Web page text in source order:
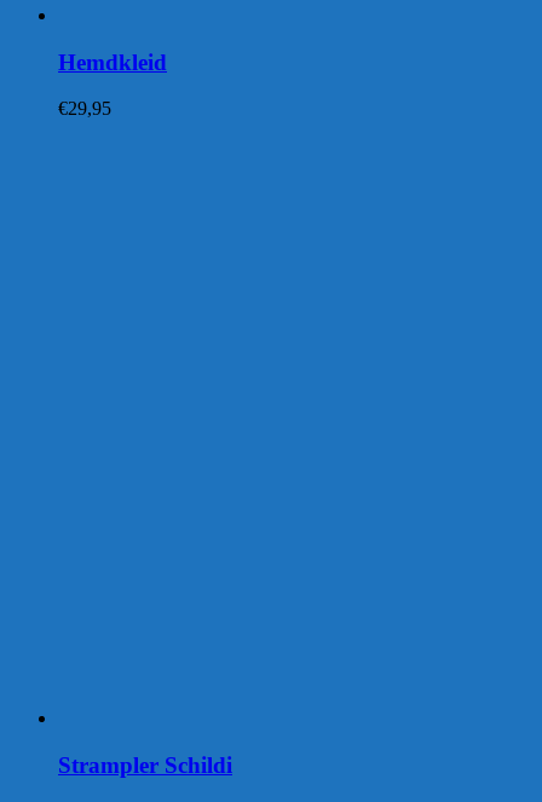
Hemdkleid
€29,95
Strampler Schildi